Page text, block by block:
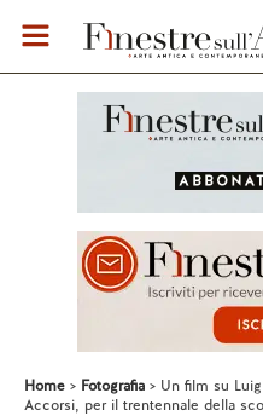
Home Fotografia
Un film su
Accorsi, per il trentennale della